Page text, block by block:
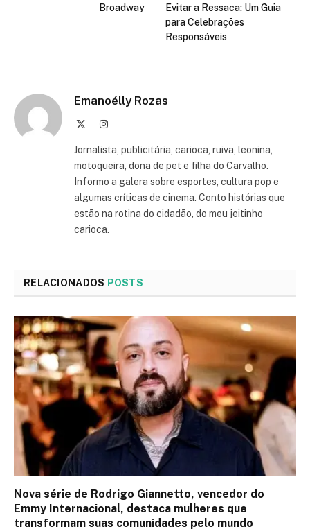
Broadway
Evitar a Ressaca: Um Guia
para Celebrações
Responsáveis
Emanoélly Rozas
Instagram
Jornalista, publicitária, carioca, ruiva, leonina,
motoqueira, dona de pet e filha do Carvalho.
Informo a galera sobre esportes, cultura pop e
algumas críticas de cinema. Conto histórias que
estão na rotina do cidadão, do meu jeitinho
carioca.
RELACIONADOS POSTS
Nova série de Rodrigo Giannetto, vencedor do
Emmy Internacional, destaca mulheres que
transformam suas comunidades pelo mundo